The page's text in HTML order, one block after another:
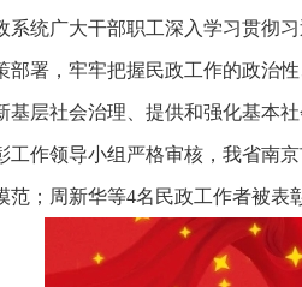
系统广大干部职工深入学习贯彻
部署，牢牢把握民政工作的政治
基层社会治理、提供和强化基本
工作领导小组严格审核，我省南
范；周新华等4名民政工作者被表